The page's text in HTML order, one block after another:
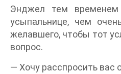
Энджел тем
усыпальнице, чем
желавшего, чтобы тот
вопрос.
— Хочу расспросить вас